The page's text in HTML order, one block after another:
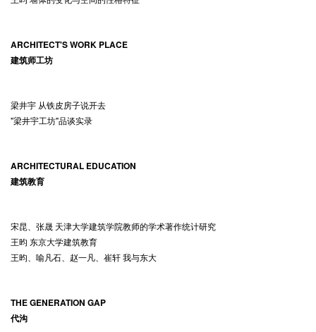
ARCHITECT'S WORK PLACE
建筑师工坊
梁井宇 从铁皮房子说开去
"梁井宇工坊"品谈实录
ARCHITECTURAL EDUCATION
建筑教育
宋昆、张晟 天津大学建筑学院教师的学术著作统计研究
王昀 东京大学建筑教育
王昀、喻凡石、赵一凡、崔轩 我与东大
THE GENERATION GAP
代沟